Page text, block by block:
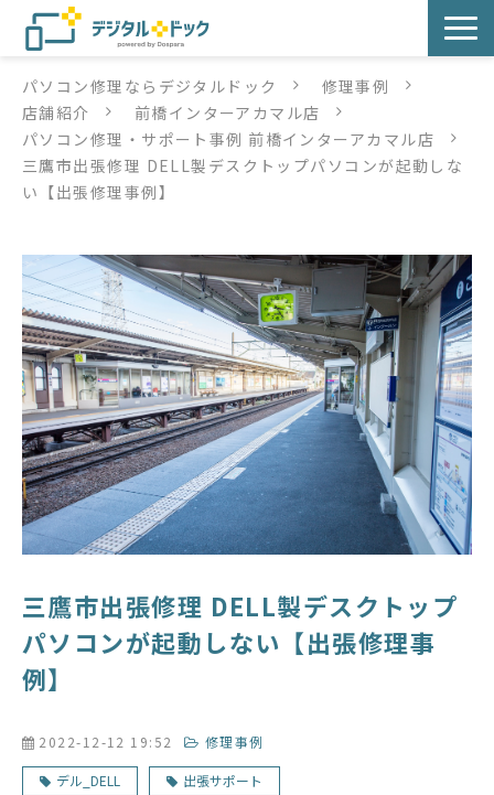
パソコン修理
サービス
店舗紹介
デジタルドックブログ
パソコン修理ならデジタルドック
修理事例
店舗紹介
前橋インターアカマル店
パソコン修理・サポート事例 前橋インターアカマル店
三鷹市出張修理 DELL製デスクトップパソコンが起動しな
い【出張修理事例】
三鷹市出張修理 DELL製デスクトップ
パソコンが起動しない【出張修理事
例】
2022-12-12 19:52 修理事例
デル_DELL 出張サポート